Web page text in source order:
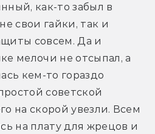
как-то забыл в
свои гайки, так и
совсем. Да и
мелочи не отсыпал, а
кем-то гораздо
советской
на скорой увезли. Всем
на плату для жрецов и